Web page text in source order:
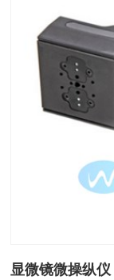
显微镜微操纵仪